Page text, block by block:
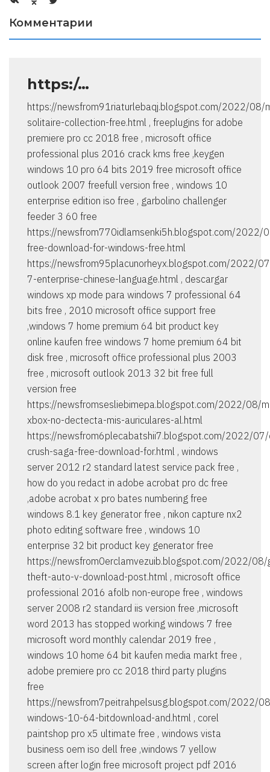
Комментарии
https:/…
https://newsfrom91riaturlebaqj.blogspot.com/2022/08/
solitaire-collection-free.html , freeplugins for adobe
premiere pro cc 2018 free , microsoft office
professional plus 2016 crack kms free ,keygen
windows 10 pro 64 bits 2019 free microsoft office
outlook 2007 freefull version free , windows 10
enterprise edition iso free , garbolino challenger
feeder 3 60 free
https://newsfrom770idlamsenki5h.blogspot.com/2022/
free-download-for-windows-free.html
https://newsfrom95placunorheyx.blogspot.com/2022/
7-enterprise-chinese-language.html , descargar
windows xp mode para windows 7 professional 64
bits free , 2010 microsoft office support free
,windows 7 home premium 64 bit product key
online kaufen free windows 7 home premium 64 bit
disk free , microsoft office professional plus 2003
free , microsoft outlook 2013 32 bit free full
version free
https://newsfromsesliebimepa.blogspot.com/2022/08/
xbox-no-dectecta-mis-auriculares-al.html
https://newsfrom6plecabatshii7.blogspot.com/2022/
crush-saga-free-download-for.html , windows
server 2012 r2 standard latest service pack free ,
how do you redact in adobe acrobat pro dc free
,adobe acrobat x pro bates numbering free
windows 8.1 key generator free , nikon capture nx2
photo editing software free , windows 10
enterprise 32 bit product key generator free
https://newsfrom0erclamvezuib.blogspot.com/2022/08/
theft-auto-v-download-post.html , microsoft office
professional 2016 afolb non-europe free , windows
server 2008 r2 standard iis version free ,microsoft
word 2013 has stopped working windows 7 free
microsoft word monthly calendar 2019 free ,
windows 10 home 64 bit kaufen media markt free ,
adobe premiere pro cc 2018 third party plugins
free
https://newsfrom7peitrahpelsusg.blogspot.com/2022/
windows-10-64-bitdownload-and.html , corel
paintshop pro x5 ultimate free , windows vista
business oem iso dell free ,windows 7 yellow
screen after login free microsoft project pdf 2016